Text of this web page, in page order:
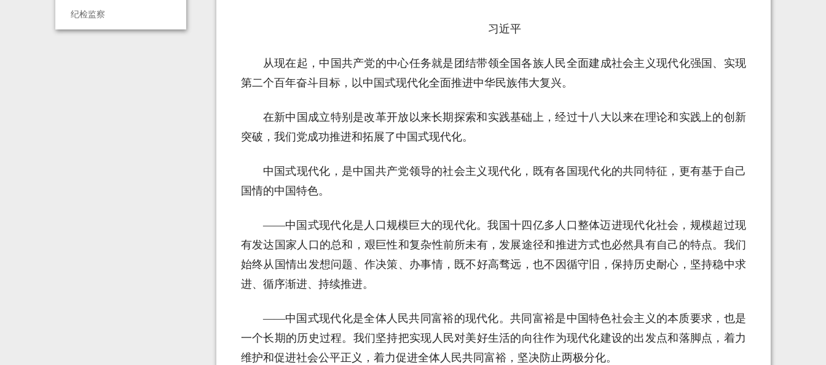
纪检监察
习近平
从现在起，中国共产党的中心任务就是团结带领全国各族人民全面建成社会主义现代化强国、实现
第二个百年奋斗目标，以中国式现代化全面推进中华民族伟大复兴。
在新中国成立特别是改革开放以来长期探索和实践基础上，经过十八大以来在理论和实践上的创新
突破，我们党成功推进和拓展了中国式现代化。
中国式现代化，是中国共产党领导的社会主义现代化，既有各国现代化的共同特征，更有基于自己
国情的中国特色。
——中国式现代化是人口规模巨大的现代化。我国十四亿多人口整体迈进现代化社会，规模超过现
有发达国家人口的总和，艰巨性和复杂性前所未有，发展途径和推进方式也必然具有自己的特点。我们
始终从国情出发想问题、作决策、办事情，既不好高骛远，也不因循守旧，保持历史耐心，坚持稳中求
进、循序渐进、持续推进。
——中国式现代化是全体人民共同富裕的现代化。共同富裕是中国特色社会主义的本质要求，也是
一个长期的历史过程。我们坚持把实现人民对美好生活的向往作为现代化建设的出发点和落脚点，着力
维护和促进社会公平正义，着力促进全体人民共同富裕，坚决防止两极分化。